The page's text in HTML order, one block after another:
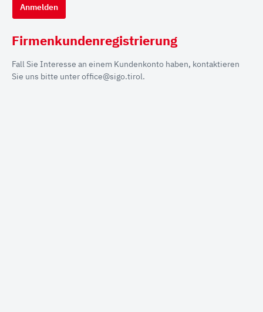
Anmelden
Firmenkundenregistrierung
Fall Sie Interesse an einem Kundenkonto haben, kontaktieren
Sie uns bitte unter office@sigo.tirol.